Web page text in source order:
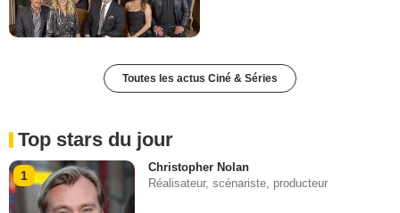
Toutes les actus Ciné & Séries
Top stars du jour
1
Christopher Nolan
Réalisateur, scénariste, producteur